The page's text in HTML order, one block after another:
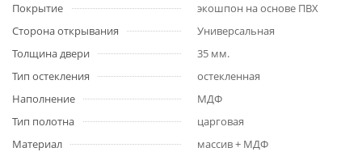
Покрытие
экошпон на основе ПВХ
Сторона открывания
Универсальная
Толщина двери
35 мм.
Тип остекления
остекленная
Наполнение
МДФ
Тип полотна
царговая
Материал
массив + МДФ